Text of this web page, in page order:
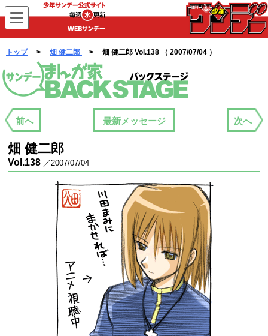
WEBサンデー
トップ> 畑 健二郎 > 畑 健二郎 Vol.138 （ 2007/07/04 ）
まんが家バックステージ
前へ 最新メッセージ 次へ
畑 健二郎
Vol.138 ／2007/07/04